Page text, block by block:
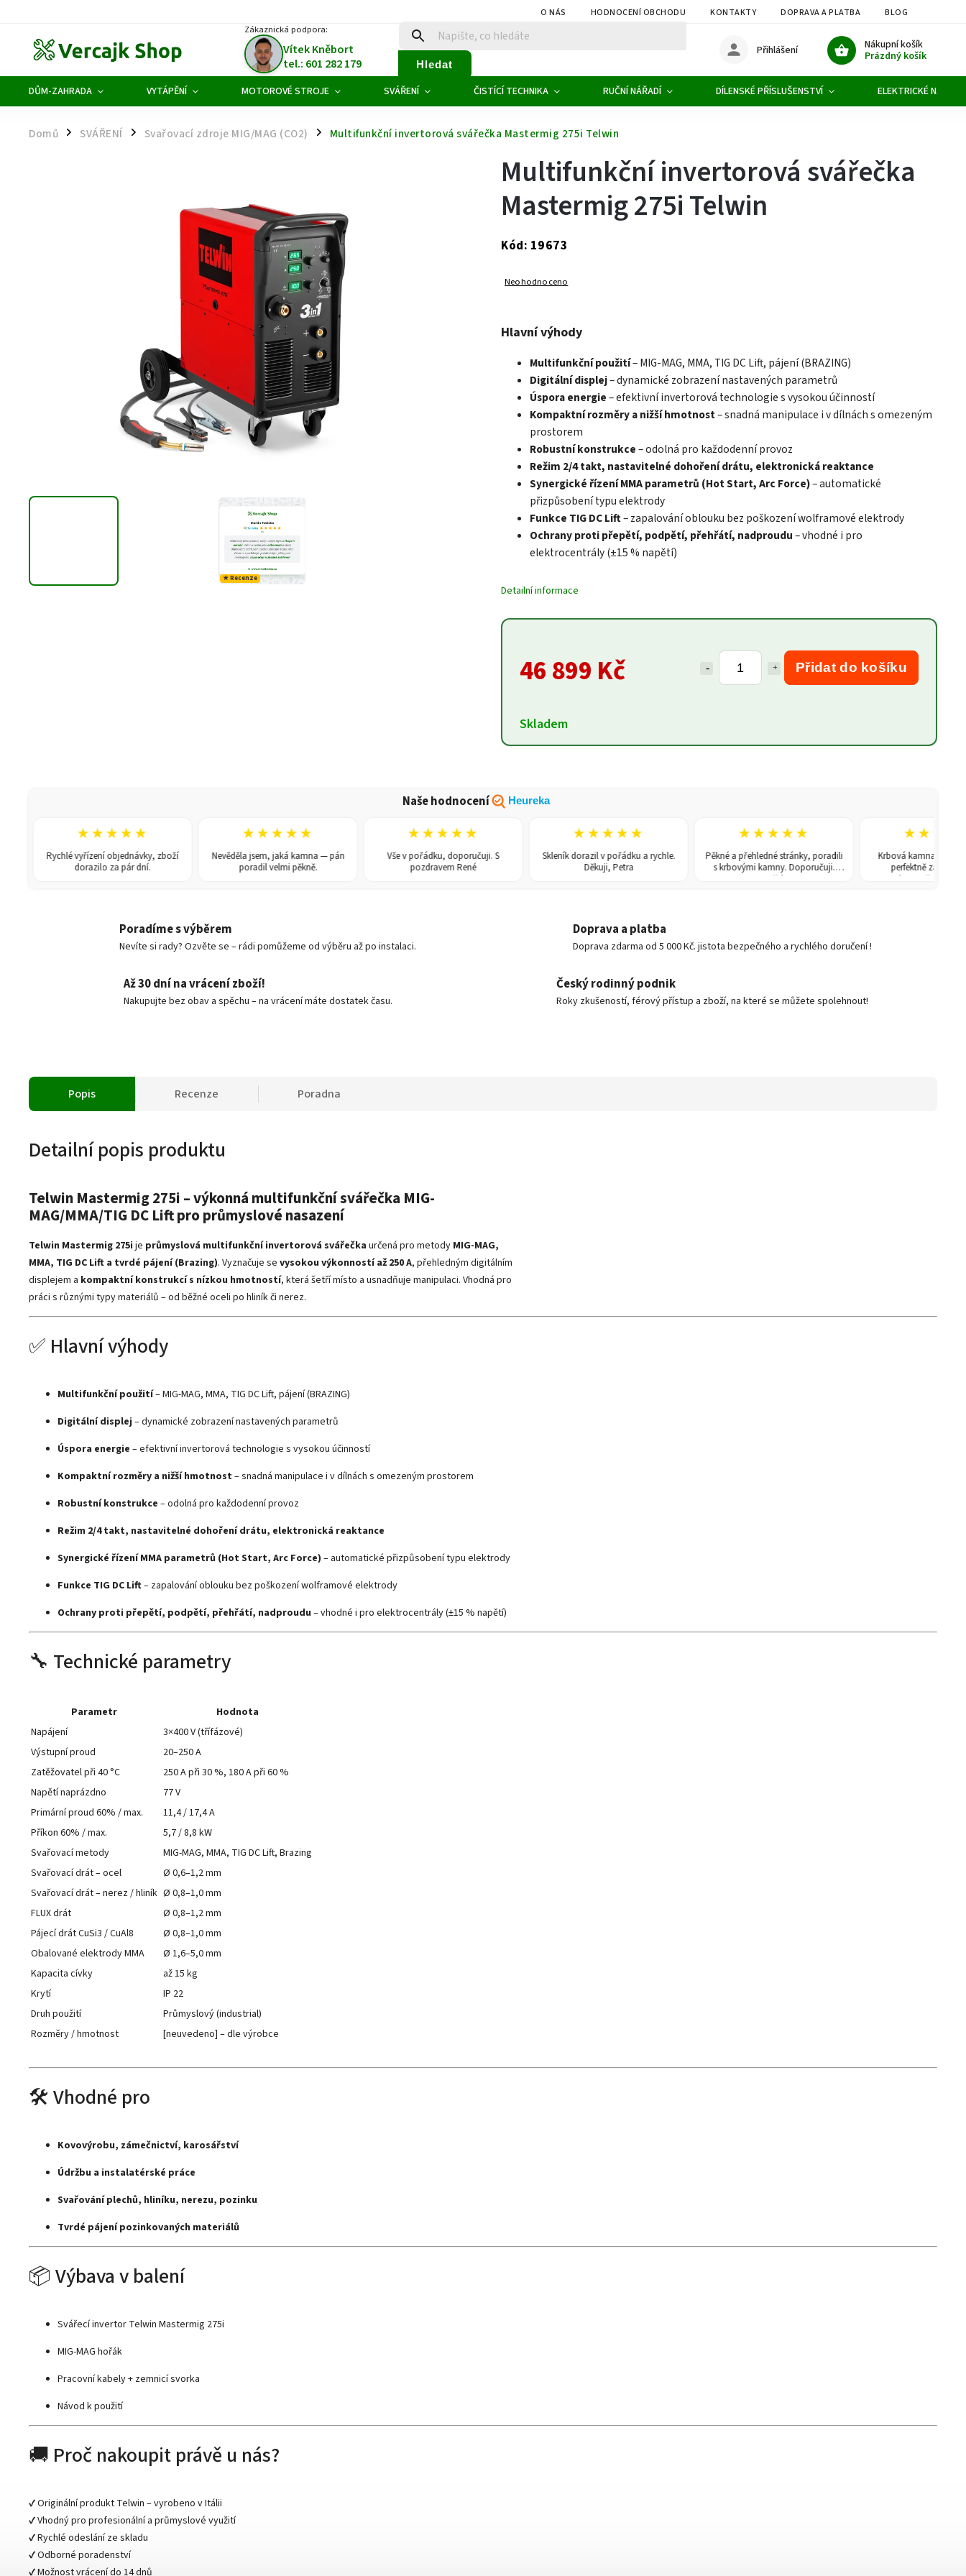
O NÁS HODNOCENÍ OBCHODU KONTAKTY DOPRAVA A PLATBA BLOG
Zákaznická podpora:
Vítek Kněbort
tel.: 601 282 179
Hledat
Nákupní košík
Prázdný košík
Přihlášení
DŮM-ZAHRADA VYTÁPĚNÍ MOTOROVÉ STROJE SVÁŘENÍ ČISTÍCÍ TECHNIKA RUČNÍ NÁŘADÍ DÍLENSKÉ PŘÍSLUŠENSTVÍ ELEKTRICKÉ NÁŘADÍ
Domů / SVÁŘENÍ / Svařovací zdroje MIG/MAG (CO2) / Multifunkční invertorová svářečka Mastermig 275i Telwin
★ Recenze
46 899 Kč Přidat do košíku
Skladem
Multifunkční invertorová svářečka
Mastermig 275i Telwin
Kód: 19673
Neohodnoceno
Hlavní výhody
Multifunkční použití– MIG-MAG, MMA, TIG DC Lift, pájení (BRAZING)
Digitální displej– dynamické zobrazení nastavených parametrů
Úspora energie– efektivní invertorová technologie s vysokou účinností
Kompaktní rozměry a nižší hmotnost– snadná manipulace i v dílnách s omezeným
prostorem
Robustní konstrukce– odolná pro každodenní provoz
Režim 2/4 takt, nastavitelné dohoření drátu, elektronická reaktance
Synergické řízení MMA parametrů (Hot Start, Arc Force)– automatické
přizpůsobení typu elektrody
Funkce TIG DC Lift– zapalování oblouku bez poškození wolframové elektrody
Ochrany proti přepětí, podpětí, přehřátí, nadproudu– vhodné i pro
elektrocentrály (±15 % napětí)
Detailní informace
Naše hodnocení Heureka
★★★★★
Rychlé vyřízení objednávky, zboží
dorazilo za pár dní.
★★★★★
Nevěděla jsem, jaká kamna — pán
poradil velmi pěkně.
★★★★★
Vše v pořádku, doporučuji. S
pozdravem René
★★★★★
Skleník dorazil v pořádku a rychle.
Děkuji, Petra
★★★★★
Pěkné a přehledné stránky, poradili
s krbovými kamny. Doporučuji.
★★★★★
Krbová kamna dorazila na
perfektně zabalená. Vřele
doporučuji! Hakl Josef
Poradíme s výběrem
Nevíte si rady? Ozvěte se – rádi pomůžeme od výběru až po instalaci.
Doprava a platba
Doprava zdarma od 5 000 Kč. jistota bezpečného a rychlého doručení !
Až 30 dní na vrácení zboží!
Nakupujte bez obav a spěchu – na vrácení máte dostatek času.
Český rodinný podnik
Roky zkušeností, férový přístup a zboží, na které se můžete spolehnout!
Popis Recenze Poradna
Detailní popis produktu
Telwin Mastermig 275i – výkonná multifunkční svářečka MIG-
MAG/MMA/TIG DC Lift pro průmyslové nasazení
Telwin Mastermig 275i je průmyslová multifunkční invertorová svářečka určená pro metody MIG-MAG,
MMA, TIG DC Lift a tvrdé pájení (Brazing). Vyznačuje se vysokou výkonností až 250 A, přehledným digitálním
displejem a kompaktní konstrukcí s nízkou hmotností, která šetří místo a usnadňuje manipulaci. Vhodná pro
práci s různými typy materiálů – od běžné oceli po hliník či nerez.
✅ Hlavní výhody
Multifunkční použití– MIG-MAG, MMA, TIG DC Lift, pájení (BRAZING)
Digitální displej – dynamické zobrazení nastavených parametrů
Úspora energie – efektivní invertorová technologie s vysokou účinností
Kompaktní rozměry a nižší hmotnost– snadná manipulace i v dílnách s omezeným prostorem
Robustní konstrukce – odolná pro každodenní provoz
Režim 2/4 takt, nastavitelné dohoření drátu, elektronická reaktance
Synergické řízení MMA parametrů (Hot Start, Arc Force) – automatické přizpůsobení typu elektrody
Funkce TIG DC Lift– zapalování oblouku bez poškození wolframové elektrody
Ochrany proti přepětí, podpětí, přehřátí, nadproudu – vhodné i pro elektrocentrály (±15 % napětí)
🔧 Technické parametry
Parametr
Hodnota
Napájení
3×400 V (třífázové)
Výstupní proud
20–250 A
Zatěžovatel při 40 °C
250 A při 30 %, 180 A při 60 %
Napětí naprázdno
77 V
Primární proud 60% / max.
11,4 / 17,4 A
Příkon 60% / max.
5,7 / 8,8 kW
Svařovací metody
MIG-MAG, MMA, TIG DC Lift, Brazing
Svařovací drát – ocel
Ø 0,6–1,2 mm
Svařovací drát – nerez / hliník Ø 0,8–1,0 mm
FLUX drát
Ø 0,8–1,2 mm
Pájecí drát CuSi3 / CuAl8
Ø 0,8–1,0 mm
Obalované elektrody MMA
Ø 1,6–5,0 mm
Kapacita cívky
až 15 kg
Krytí
IP 22
Druh použití
Průmyslový (industrial)
Rozměry / hmotnost
[neuvedeno] – dle výrobce
🛠️ Vhodné pro
Kovovýrobu, zámečnictví, karosářství
Údržbu a instalatérské práce
Svařování plechů, hliníku, nerezu, pozinku
Tvrdé pájení pozinkovaných materiálů
📦 Výbava v balení
Svářecí invertor Telwin Mastermig 275i
MIG-MAG hořák
Pracovní kabely + zemnicí svorka
Návod k použití
🚚 Proč nakoupit právě u nás?
✔️ Originální produkt Telwin – vyrobeno v Itálii
✔️ Vhodný pro profesionální a průmyslové využití
✔️ Rychlé odeslání ze skladu
✔️ Odborné poradenství
✔️ Možnost vrácení do 14 dnů